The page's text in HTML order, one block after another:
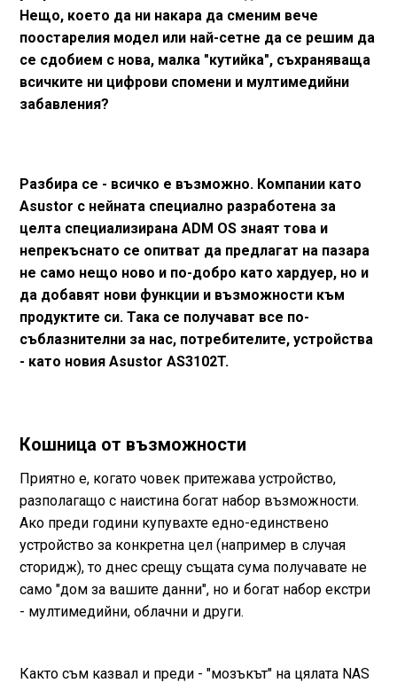
Нещо, което да ни накара да сменим вече
поостарелия модел или най-сетне да се решим да
се сдобием с нова, малка "кутийка", съхраняваща
всичките ни цифрови спомени и мултимедийни
забавления?
Разбира се - всичко е възможно. Компании като
Asustor с нейната специално разработена за
целта специализирана ADM OS знаят това и
непрекъснато се опитват да предлагат на пазара
не само нещо ново и по-добро като хардуер, но и
да добавят нови функции и възможности към
продуктите си. Така се получават все по-
съблазнителни за нас, потребителите, устройства
- като новия Asustor AS3102T.
Кошница от възможности
Приятно е, когато човек притежава устройство,
разполагащо с наистина богат набор възможности.
Ако преди години купувахте едно-единствено
устройство за конкретна цел (например в случая
сторидж), то днес срещу същата сума получавате не
само "дом за вашите данни", но и богат набор екстри
- мултимедийни, облачни и други.
Както съм казвал и преди - "мозъкът" на цялата NAS